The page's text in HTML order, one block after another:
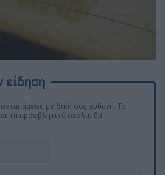
άμεσα με δική σας ευθύνη. Το
τα προσβλητικά σχόλια θα